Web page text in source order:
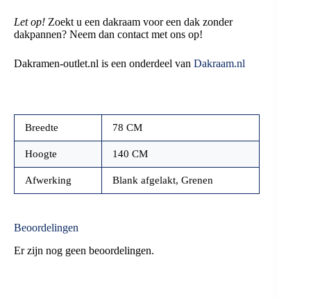
Let op! Zoekt u een dakraam voor een dak zonder
dakpannen? Neem dan contact met ons op!
Dakramen-outlet.nl is een onderdeel van Dakraam.nl
Breedte 78 CM
Hoogte 140 CM
Afwerking Blank afgelakt, Grenen
Beoordelingen
Er zijn nog geen beoordelingen.